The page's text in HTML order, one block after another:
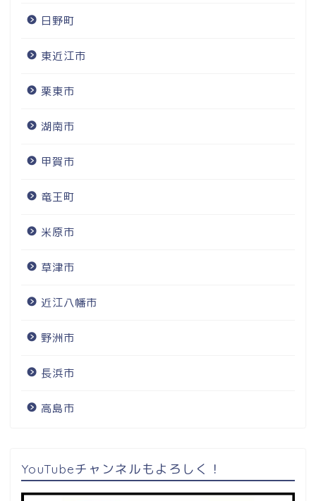
日野町
東近江市
栗東市
湖南市
甲賀市
竜王町
米原市
草津市
近江八幡市
野洲市
長浜市
高島市
YouTubeチャンネルもよろしく！